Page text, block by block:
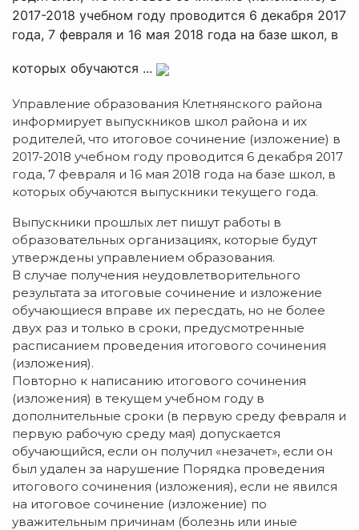
2017-2018 учебном году проводится 6 декабря 2017
года, 7 февраля и 16 мая 2018 года на базе школ, в
которых обучаются ...
Управление образования Клетнянского района
информирует выпускников школ района и их
родителей, что итоговое сочинение (изложение) в
2017-2018 учебном году проводится 6 декабря 2017
года, 7 февраля и 16 мая 2018 года на базе школ, в
которых обучаются выпускники текущего года.
Выпускники прошлых лет пишут работы в
образовательных организациях, которые будут
утверждены управлением образования.
В случае получения неудовлетворительного
результата за итоговые сочинение и изложение
обучающиеся вправе их пересдать, но не более
двух раз и только в сроки, предусмотренные
расписанием проведения итогового сочинения
(изложения).
Повторно к написанию итогового сочинения
(изложения) в текущем учебном году в
дополнительные сроки (в первую среду февраля и
первую рабочую среду мая) допускается
обучающийся, если он получил «незачет», если он
был удален за нарушение Порядка проведения
итогового сочинения (изложения), если не явился
на итоговое сочинение (изложение) по
уважительным причинам (болезнь или иные